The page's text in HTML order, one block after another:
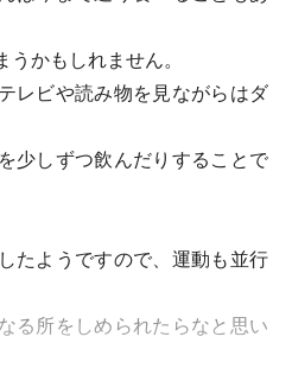
かもしれません。
レビや読み物を見ながらはダ
少しずつ飲んだりすることで
たようですので、運動も並行
る所をしめられたらなと思い